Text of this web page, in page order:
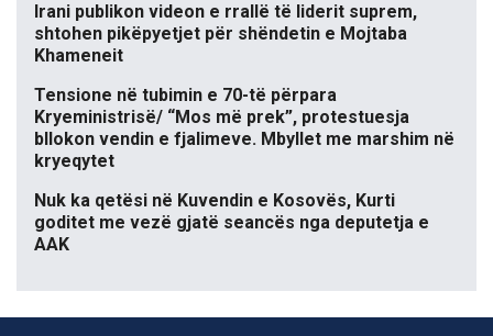
Irani publikon videon e rrallë të liderit suprem,
shtohen pikëpyetjet për shëndetin e Mojtaba
Khameneit
Tensione në tubimin e 70-të përpara
Kryeministrisë/ “Mos më prek”, protestuesja
bllokon vendin e fjalimeve. Mbyllet me marshim në
kryeqytet
Nuk ka qetësi në Kuvendin e Kosovës, Kurti
goditet me vezë gjatë seancës nga deputetja e
AAK